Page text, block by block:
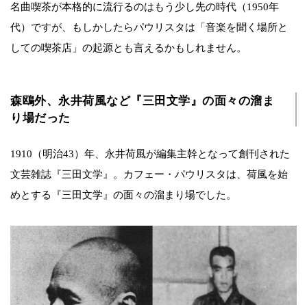
名曲喫茶が本格的に流行るのはもう少し先の時代（1950年
代）ですが、もしかしたらパウリスタは「音楽を聞く場所と
しての喫茶店」の起源とも言えるかもしれません。
森鴎外、永井荷風など『三田文学』の面々の溜ま
り場だった
1910（明治43）年、永井荷風が編集主幹となって創刊された
文芸雑誌『三田文学』。カフェー・パウリスタは、荷風を始
めとする『三田文学』の面々の溜まり場でした。